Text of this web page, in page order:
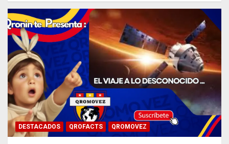
DESTACADOS QROFACTS QROMOVEZ